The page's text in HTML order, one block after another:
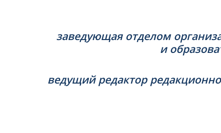
заведующая отделом
и
ведущий редактор